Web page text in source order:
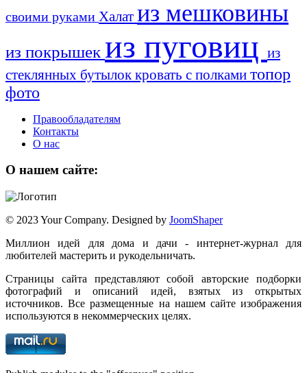
своими руками Халат из мешковины
из покрышек из пуговиц из
стеклянных бутылок кровать с полками топор
фото
Правообладателям
Контакты
О нас
О нашем сайте:
© 2023 Your Company. Designed by JoomShaper
Миллион идей для дома и дачи - интернет-журнал для
любителей мастерить и рукодельничать.
Страницы сайта представляют собой авторские подборки
фотографий и описаний идей, взятых из открытых
источников. Все размещенные на нашем сайте изображения
используются в некоммерческих целях.